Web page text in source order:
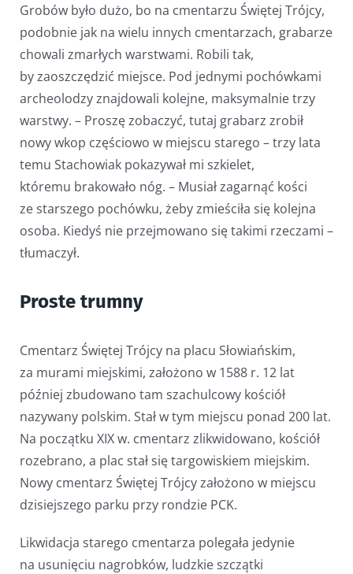
Grobów było dużo, bo na cmentarzu Świętej Trójcy,
podobnie jak na wielu innych cmentarzach, grabarze
chowali zmarłych warstwami. Robili tak,
by zaoszczędzić miejsce. Pod jednymi pochówkami
archeolodzy znajdowali kolejne, maksymalnie trzy
warstwy. – Proszę zobaczyć, tutaj grabarz zrobił
nowy wkop częściowo w miejscu starego – trzy lata
temu Stachowiak pokazywał mi szkielet,
któremu brakowało nóg. – Musiał zagarnąć kości
ze starszego pochówku, żeby zmieściła się kolejna
osoba. Kiedyś nie przejmowano się takimi rzeczami –
tłumaczył.
Proste trumny
Cmentarz Świętej Trójcy na placu Słowiańskim,
za murami miejskimi, założono w 1588 r. 12 lat
później zbudowano tam szachulcowy kościół
nazywany polskim. Stał w tym miejscu ponad 200 lat.
Na początku XIX w. cmentarz zlikwidowano, kościół
rozebrano, a plac stał się targowiskiem miejskim.
Nowy cmentarz Świętej Trójcy założono w miejscu
dzisiejszego parku przy rondzie PCK.
Likwidacja starego cmentarza polegała jedynie
na usunięciu nagrobków, ludzkie szczątki